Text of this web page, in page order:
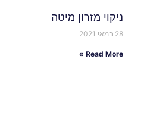
ניקוי מזרון מיטה
28 במאי 2021
Read More »